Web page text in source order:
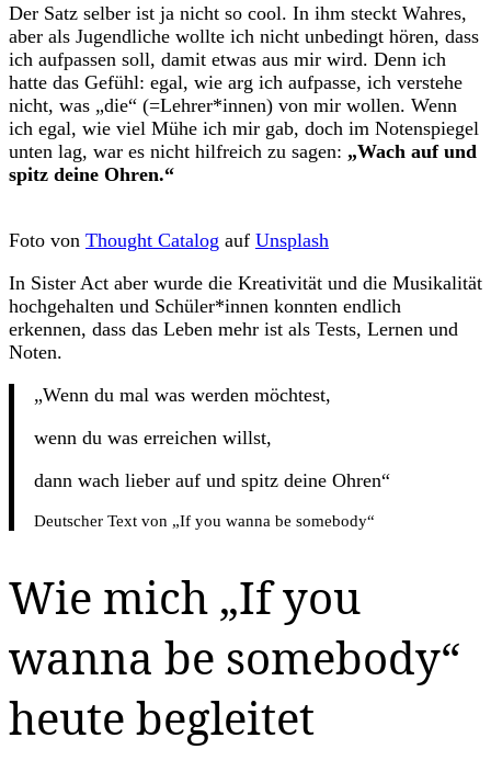
Der Satz selber ist ja nicht so cool. In ihm steckt Wahres,
aber als Jugendliche wollte ich nicht unbedingt hören, dass
ich aufpassen soll, damit etwas aus mir wird. Denn ich
hatte das Gefühl: egal, wie arg ich aufpasse, ich verstehe
nicht, was „die“ (=Lehrer*innen) von mir wollen. Wenn
ich egal, wie viel Mühe ich mir gab, doch im Notenspiegel
unten lag, war es nicht hilfreich zu sagen: „Wach auf und
spitz deine Ohren.“
Foto von Thought Catalog auf Unsplash
In Sister Act aber wurde die Kreativität und die Musikalität
hochgehalten und Schüler*innen konnten endlich
erkennen, dass das Leben mehr ist als Tests, Lernen und
Noten.
„Wenn du mal was werden möchtest,
wenn du was erreichen willst,
dann wach lieber auf und spitz deine Ohren“
Deutscher Text von „If you wanna be somebody“
Wie mich „If you
wanna be somebody“
heute begleitet